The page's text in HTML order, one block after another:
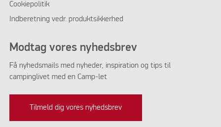
Cookiepolitik
Indberetning vedr. produktsikkerhed
Modtag vores nyhedsbrev
Få nyhedsmails med nyheder, inspiration og tips til
campinglivet med en Camp-let
Tilmeld dig vores nyhedsbrev